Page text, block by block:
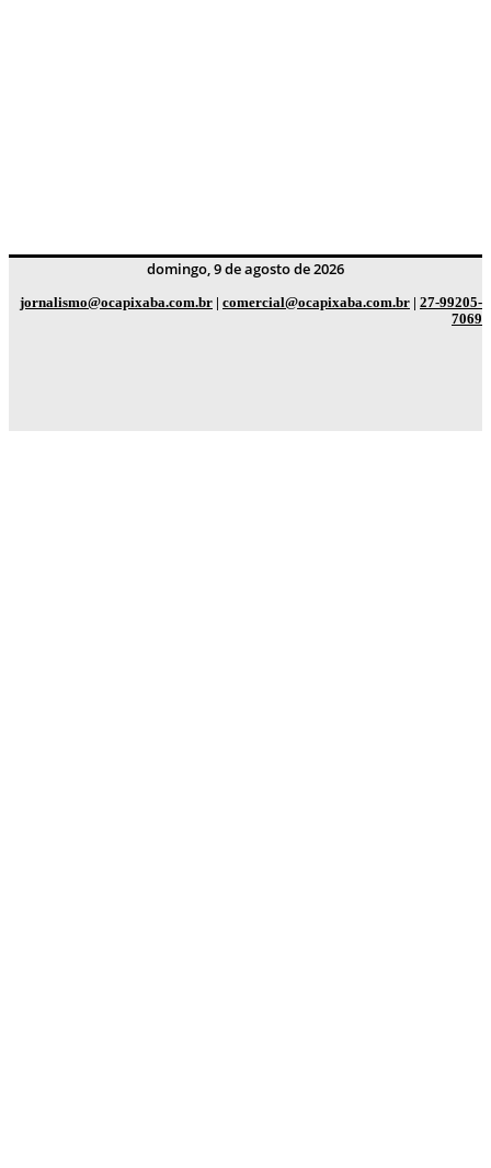
domingo, 9 de agosto de 2026
jornalismo@ocapixaba.com.br | comercial@ocapixaba.com.br | 27-99205-
7069